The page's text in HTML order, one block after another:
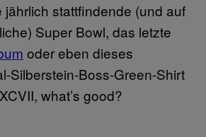
stattfindende (und auf
Super Bowl, das letzte
oder eben dieses
Silberstein-Boss-Green-Shirt
what’s good?